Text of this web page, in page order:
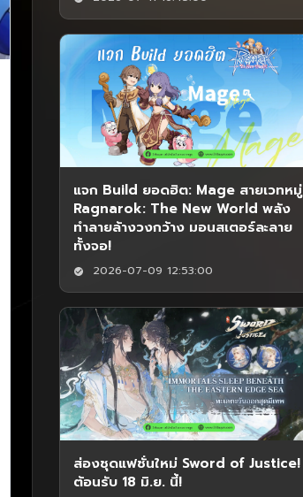
แจก Build ยอดฮิต: Mage สายเวทหมู่
Ragnarok: The New World พลัง
ทำลายล้างวงกว้าง มอนสเตอร์ละลาย
ทั้งจอ!
2026-07-09 12:53:00
ส่องชุดแฟชั่นใหม่ Sword of Justice!
ต้อนรับ 18 มิ.ย. นี้!